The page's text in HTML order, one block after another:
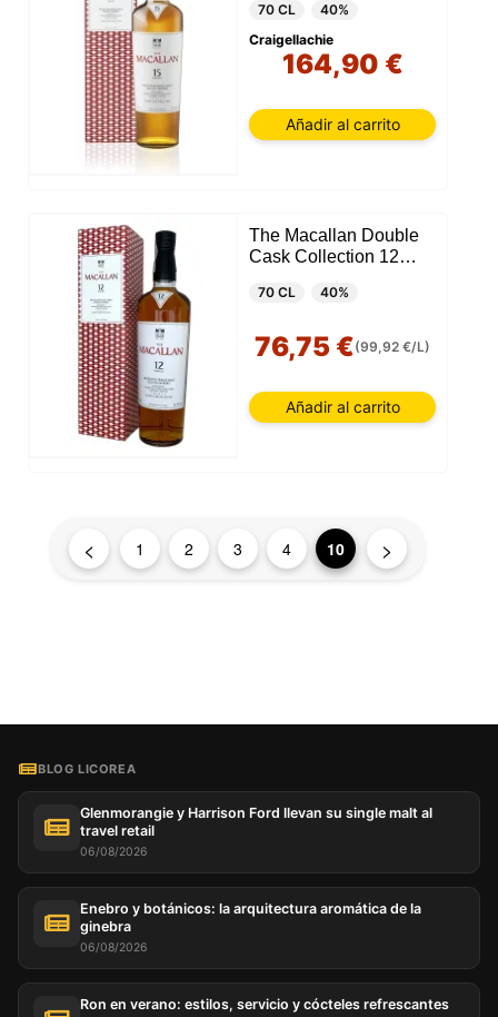
70 CL
40%
Craigellachie
164,90 €
Añadir al carrito
The Macallan Double
Cask Collection 12
70 CL 40%
76,75 €(99,92 €/L)
Añadir al carrito
< 1 2 3 4 10 >
BLOG LICOREA
Glenmorangie y Harrison Ford llevan su single malt al
travel retail
06/08/2026
Enebro y botánicos: la arquitectura aromática de la
ginebra
06/08/2026
Ron en verano: estilos, servicio y cócteles refrescantes